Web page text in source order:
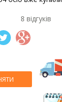
8 відгуків